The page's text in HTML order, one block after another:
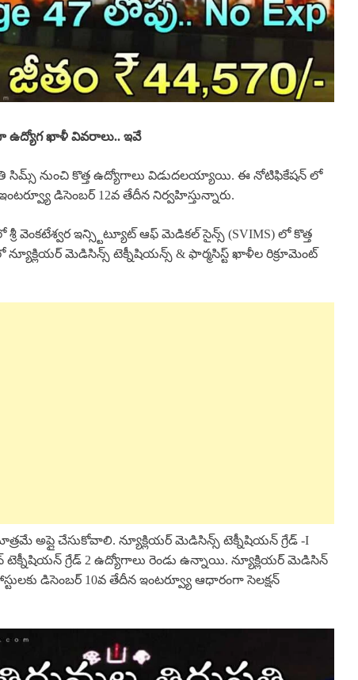
ఉద్యోగ ఖాళీ వివరాలు.. ఇవే
సిమ్స్ నుంచి కొత్త ఉద్యోగాలు విడుదలయ్యాయి. ఈ నోటిఫికేషన్ లో
డిసెంబర్ 12వ తేదీన నిర్వహిస్తున్నారు.
వెంకటేశ్వర ఇన్స్టిట్యూట్ ఆఫ్ మెడికల్ సైన్స్ (SVIMS) లో కొత్త
మెడిసిన్స్ టెక్నీషియన్స్ & ఫార్మసిస్ట్ ఖాళీల రిక్రూమెంట్
అప్లై చేసుకోవాలి. న్యూక్లియర్ మెడిసిన్స్ టెక్నీషియన్ గ్రేడ్ -I
గ్రేడ్ 2 ఉద్యోగాలు రెండు ఉన్నాయి. న్యూక్లియర్ మెడిసిన్
డిసెంబర్ 10వ తేదీన ఇంటర్వ్యూ ఆధారంగా సెలక్షన్